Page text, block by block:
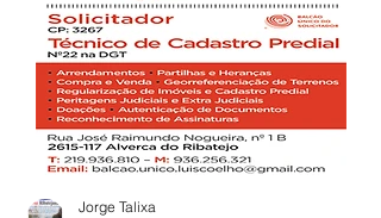
Jorge Talixa